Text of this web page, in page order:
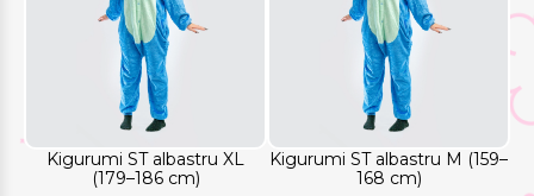
Kigurumi ST albastru XL
(179–186 cm)
Kigurumi ST albastru M (159–
168 cm)